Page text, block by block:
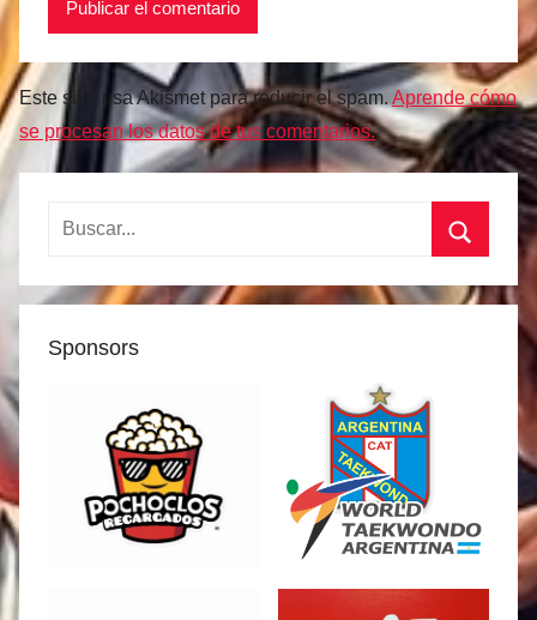
Este sitio usa Akismet para reducir el spam. Aprende cómo
se procesan los datos de tus comentarios.
Buscar:
Sponsors